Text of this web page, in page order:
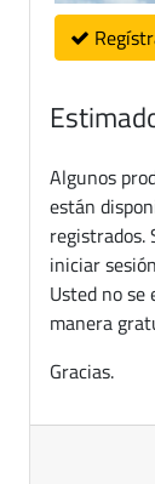
Algunos
están
registrados.
iniciar
Usted no
manera
Gracias.